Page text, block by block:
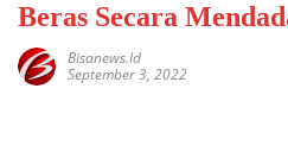
Beras Secara
Bisanews.id
September 3, 2022